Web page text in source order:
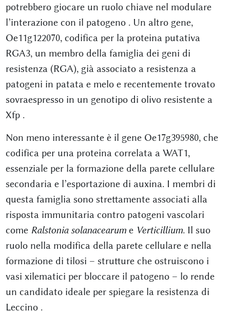
potrebbero giocare un ruolo chiave nel modulare
l’interazione con il patogeno . Un altro gene,
Oe11g122070, codifica per la proteina putativa
RGA3, un membro della famiglia dei geni di
resistenza (RGA), già associato a resistenza a
patogeni in patata e melo e recentemente trovato
sovraespresso in un genotipo di olivo resistente a
Xfp .
Non meno interessante è il gene Oe17g395980, che
codifica per una proteina correlata a WAT1,
essenziale per la formazione della parete cellulare
secondaria e l’esportazione di auxina. I membri di
questa famiglia sono strettamente associati alla
risposta immunitaria contro patogeni vascolari
come Ralstonia solanacearume Verticillium. Il suo
ruolo nella modifica della parete cellulare e nella
formazione di tilosi – strutture che ostruiscono i
vasi xilematici per bloccare il patogeno – lo rende
un candidato ideale per spiegare la resistenza di
Leccino .